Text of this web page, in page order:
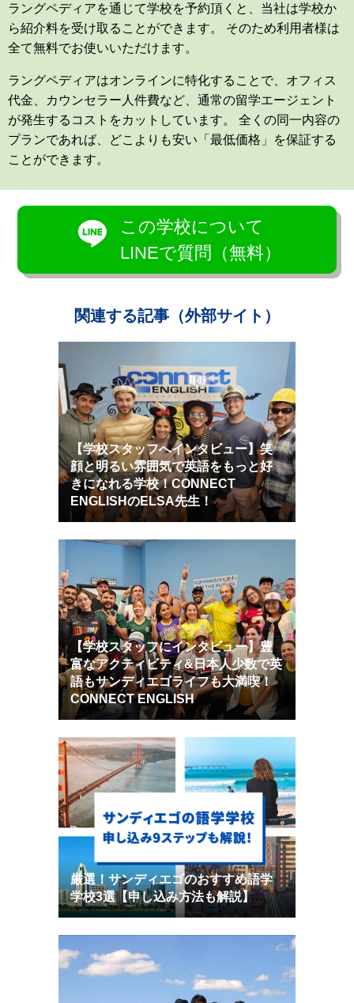
ラングペディアを通じて学校を予約頂くと、当社は学校か
ら紹介料を受け取ることができます。 そのため利用者様は
全て無料でお使いいただけます。
ラングペディアはオンラインに特化することで、オフィス
代金、カウンセラー人件費など、通常の留学エージェント
が発生するコストをカットしています。 全くの同一内容の
プランであれば、どこよりも安い「最低価格」を保証する
ことができます。
この学校について
LINEで質問（無料）
関連する記事（外部サイト）
【学校スタッフへインタビュー】笑
顔と明るい雰囲気で英語をもっと好
きになれる学校！CONNECT
ENGLISHのELSA先生！
【学校スタッフにインタビュー】豊
富なアクティビティ&日本人少数で英
語もサンディエゴライフも大満喫！
CONNECT ENGLISH
厳選！サンディエゴのおすすめ語学
学校3選【申し込み方法も解説】